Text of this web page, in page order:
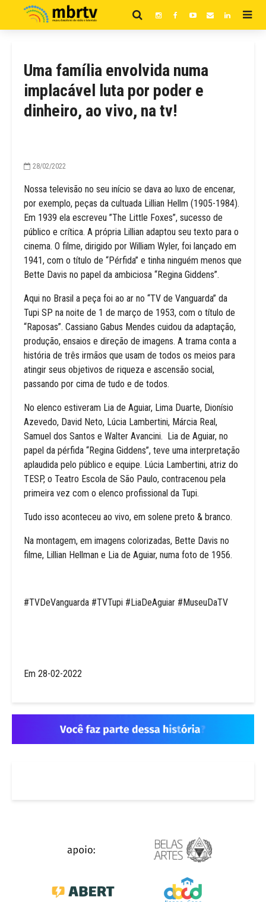
Uma família envolvida numa
implacável luta por poder e
dinheiro, ao vivo, na tv!
28/02/2022
Nossa televisão no seu início se dava ao luxo de encenar,
por exemplo, peças da cultuada Lillian Hellm (1905-1984).
Em 1939 ela escreveu ”The Little Foxes”, sucesso de
público e crítica. A própria Lillian adaptou seu texto para o
cinema. O filme, dirigido por William Wyler, foi lançado em
1941, com o título de “Pérfida” e tinha ninguém menos que
Bette Davis no papel da ambiciosa “Regina Giddens”.
Aqui no Brasil a peça foi ao ar no “TV de Vanguarda” da
Tupi SP na noite de 1 de março de 1953, com o título de
“Raposas”. Cassiano Gabus Mendes cuidou da adaptação,
produção, ensaios e direção de imagens. A trama conta a
história de três irmãos que usam de todos os meios para
atingir seus objetivos de riqueza e ascensão social,
passando por cima de tudo e de todos.
No elenco estiveram Lia de Aguiar, Lima Duarte, Dionísio
Azevedo, David Neto, Lúcia Lambertini, Márcia Real,
Samuel dos Santos e Walter Avancini. Lia de Aguiar, no
papel da pérfida “Regina Giddens”, teve uma interpretação
aplaudida pelo público e equipe. Lúcia Lambertini, atriz do
TESP, o Teatro Escola de São Paulo, contracenou pela
primeira vez com o elenco profissional da Tupi.
Tudo isso aconteceu ao vivo, em solene preto & branco.
Na montagem, em imagens colorizadas, Bette Davis no
filme, Lillian Hellman e Lia de Aguiar, numa foto de 1956.
#TVDeVanguarda #TVTupi #LiaDeAguiar #MuseuDaTV
Em 28-02-2022